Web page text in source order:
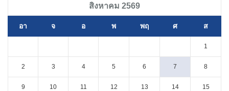
สิงหาคม 2569
อา จ อ พ พฤ ศ ส
1
2 3 4 5 6 7 8
9 10 11 12 13 14 15